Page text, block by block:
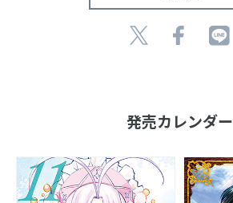
発売カレンダー